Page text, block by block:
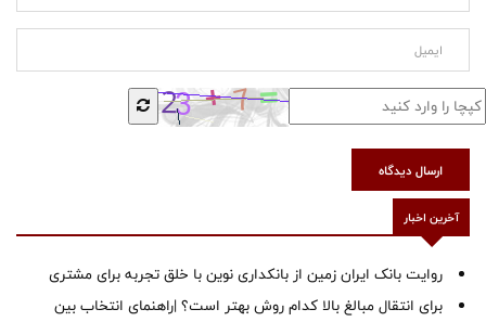
ارسال دیدگاه
آخرین اخبار
روایت بانک ایران زمین از بانکداری نوین با خلق تجربه برای مشتری
برای انتقال مبالغ بالا کدام روش بهتر است؟ |راهنمای انتخاب بین